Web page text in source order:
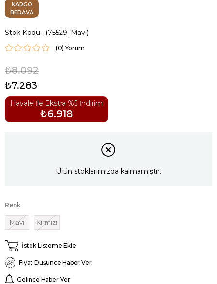
KARGO
BEDAVA
Stok Kodu (75529_Mavi)
(0)
₺8.092
₺7.283
Havale İle Ekstra %5 İndirim
₺6.918
Ürün stoklarımızda kalmamıştır.
Renk
Mavi Kırmızı
İstek Listeme Ekle
Fiyat Düşünce Haber Ver
Gelince Haber Ver